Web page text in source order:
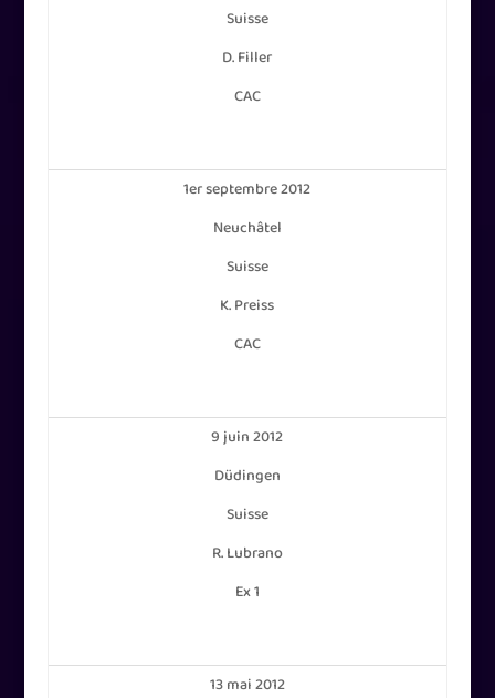
Suisse
D. Filler
CAC
1er septembre 2012
Neuchâtel
Suisse
K. Preiss
CAC
9 juin 2012
Düdingen
Suisse
R. Lubrano
Ex 1
13 mai 2012